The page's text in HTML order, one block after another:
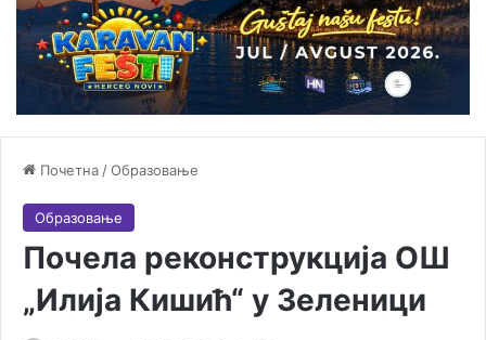
Почетна /Образовање
Образовање
Почела реконструкција ОШ
„Илија Кишић“ у Зеленици